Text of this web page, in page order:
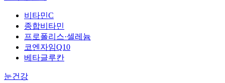
비타민C
종합비타민
프로폴리스·셀레늄
코엔자임Q10
베타글루칸
눈건강